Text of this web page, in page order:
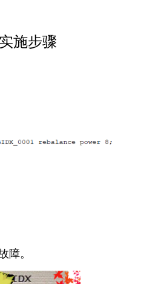
施步骤
障。